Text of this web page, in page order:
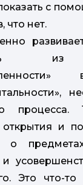
с
что нет.
из
процесса.
и
о
и
Это что-